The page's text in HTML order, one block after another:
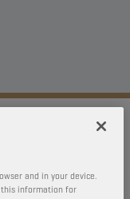
and in your device.
this information for